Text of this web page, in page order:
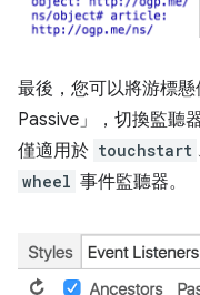
最後，您可以將游標
Passive」
，切換監聽
僅適用於 touchstart
wheel 事件監聽器。